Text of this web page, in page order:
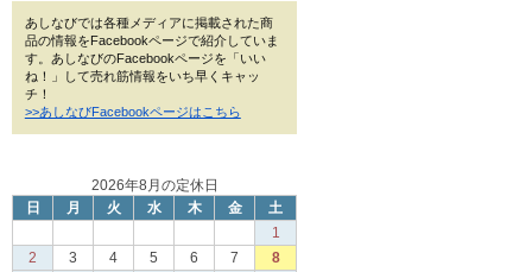
あしなびでは各種メディアに掲載された商
品の情報をFacebookページで紹介していま
す。あしなびのFacebookページを「いい
ね！」して売れ筋情報をいち早くキャッ
チ！
>>あしなびFacebookページはこちら
2026年8月の定休日
日
月 火 水 木 金
土
1
2
3 4 5 6 7
8